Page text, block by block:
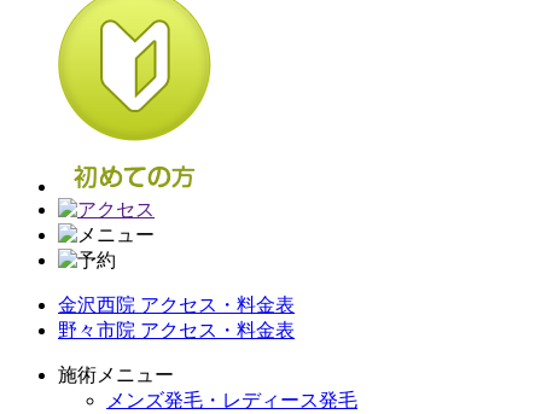
金沢西院 アクセス・料金表
野々市院 アクセス・料金表
施術メニュー
メンズ発毛・レディース発毛